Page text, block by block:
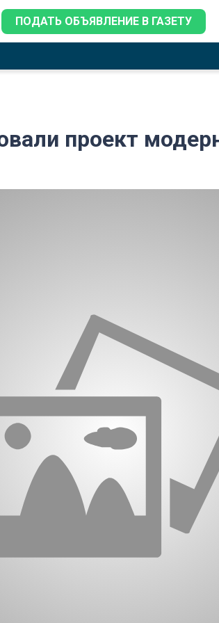
ПОДАТЬ ОБЪЯВЛЕНИЕ В ГАЗЕТУ
проект